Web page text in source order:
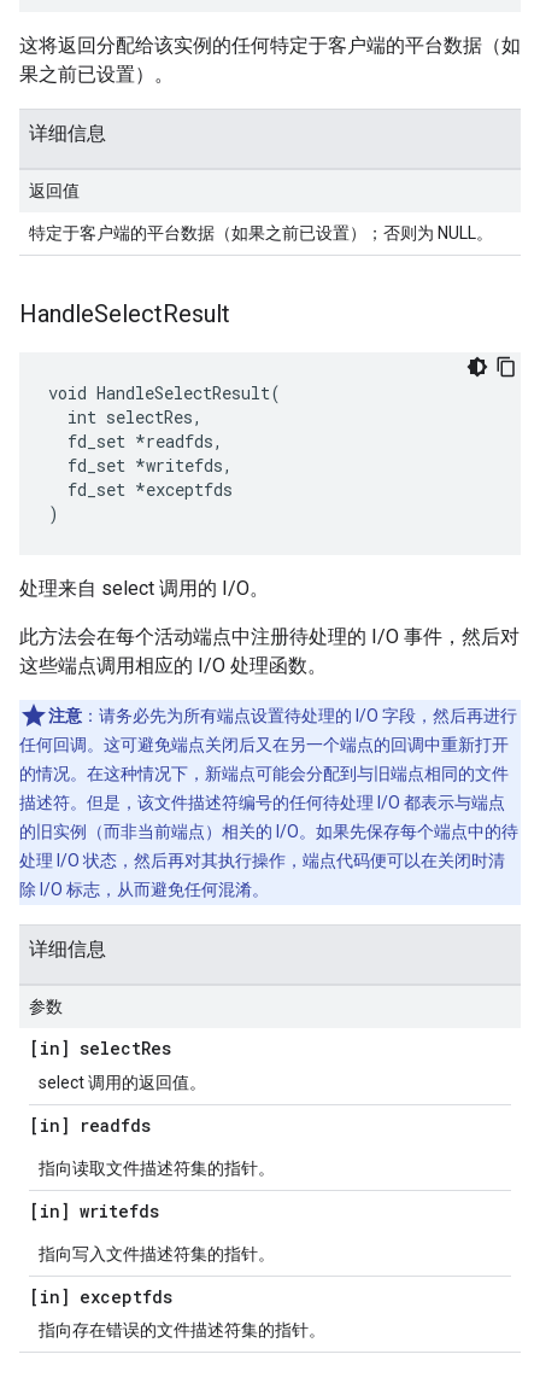
这将返回分配给该实例的任何特定于客户端的平台数据（如
果之前已设置）。
详细信息
返回值
特定于客户端的平台数据（如果之前已设置）；否则为 NULL。
HandleSelectResult
void HandleSelectResult(
  int selectRes,
  fd_set *readfds,
  fd_set *writefds,
  fd_set *exceptfds
)
处理来自 select 调用的 I/O。
此方法会在每个活动端点中注册待处理的 I/O 事件，然后对
这些端点调用相应的 I/O 处理函数。
注意 ：请务必先为所有端点设置待处理的 I/O 字段，然后再进行
任何回调。 这可避免端点关闭后又在另一个端点的回调中重新打开
的情况。在这种情况下，新端点可能会分配到与旧端点相同的文件
描述符。但是，该文件描述符编号的任何待处理 I/O 都表示与端点
的旧实例（而非当前端点）相关的 I/O。如果先保存每个端点中的待
处理 I/O 状态，然后再对其执行操作，端点代码便可以在关闭时清
除 I/O 标志，从而避免任何混淆。
详细信息
参数
[in] selectRes
select 调用的返回值。
[in] readfds
指向读取文件描述符集的指针。
[in] writefds
指向写入文件描述符集的指针。
[in] exceptfds
指向存在错误的文件描述符集的指针。